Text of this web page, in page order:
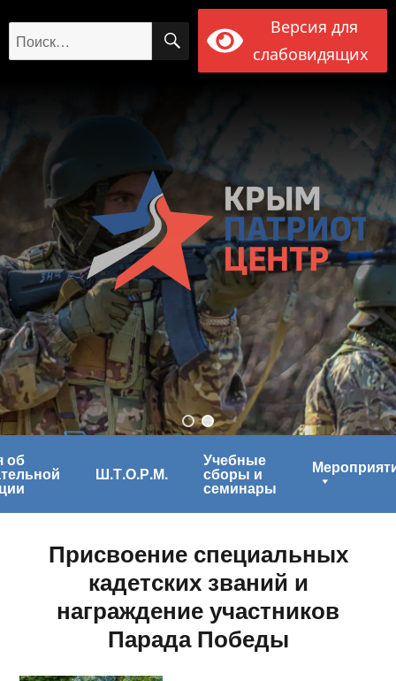
Искать: ПОИСК
Версия для
слабовидящих
об
Ш.Т.О.Р.М.
Учебные
сборы и
семинары
Присвоение специальных
кадетских званий и
награждение участников
Парада Победы